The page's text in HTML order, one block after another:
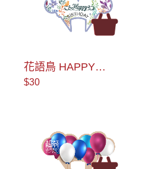
花語鳥 HAPPY
BIRTHDAY AS990011
$30